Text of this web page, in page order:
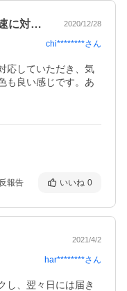
レイアウトの修正のお願いに迅速に対応し… 2020/12/28
chi********さん
応していただき、気
も良い感じです。あ
報告 いいね 0
2021/4/2
har********さん
し、翌々日には届き